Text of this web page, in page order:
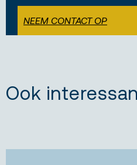
NEEM CONTACT OP
Ook